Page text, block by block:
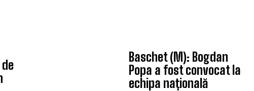
Baschet (M): Bogdan
Popa a fost convocat la
echipa națională